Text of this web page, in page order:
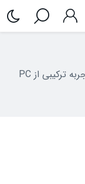
کنسول نسل بعدی Xbox قرار است بهترین تجربه ترکیبی از PC